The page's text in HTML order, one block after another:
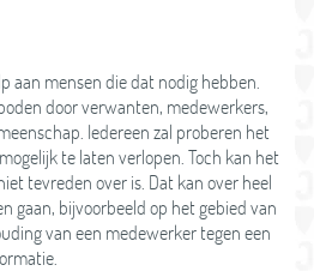
aan mensen die dat nodig hebben.
door verwanten, medewerkers,
Iedereen zal proberen het
te laten verlopen. Toch kan het
tevreden over is. Dat kan over heel
gaan, bijvoorbeeld op het gebied van
van een medewerker tegen een